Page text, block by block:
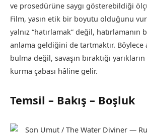
ve prosedürüne saygı gösterebildiği
Film, yasın etik bir boyutu olduğunu
yalnız “hatırlamak” değil, hatırlamanın
anlama geldiğini de tartmaktır. Böylece
bulma değil, savaşın bıraktığı
kurma çabası hâline gelir.
Temsil – Bakış – Boşluk